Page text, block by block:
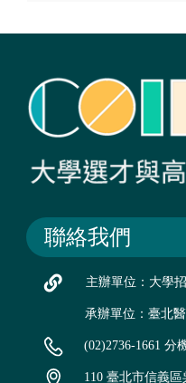
聯絡我們
主辦單位：大學
承辦單位：臺北
(02)2736-1661 分
110 臺北市信義